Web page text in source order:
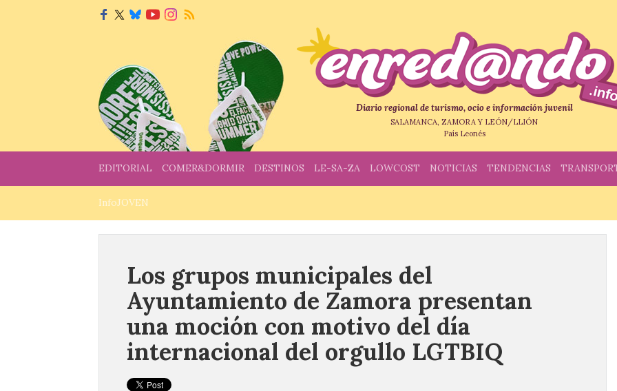
Diario regional de turismo, ocio e información juvenil
SALAMANCA, ZAMORA Y LEÓN/LLIÓN
País Leonés
EDITORIAL COMER&DORMIR DESTINOS LE-SA-ZA LOWCOST NOTICIAS TENDENCIAS
InfoJOVEN
Los grupos municipales del
Ayuntamiento de Zamora presentan
una moción con motivo del día
internacional del orgullo LGTBIQ